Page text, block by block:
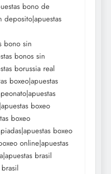
bono de
deposito|apuestas
bono sin
bonos sin
borussia real
boxeo|apuestas
boxeo
boxeo
boxeo
online|apuestas
brasil